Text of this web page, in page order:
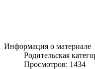
Информация о материале
Родительская
Просмотров: 1434